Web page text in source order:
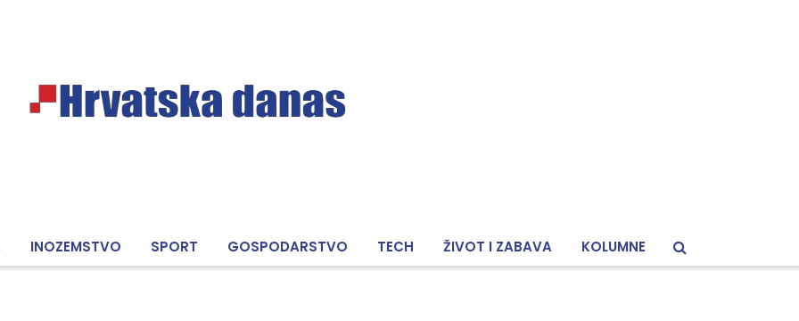
INOZEMSTVO SPORT GOSPODARSTVO TECH ŽIVOT I ZABAVA KOLUMNE